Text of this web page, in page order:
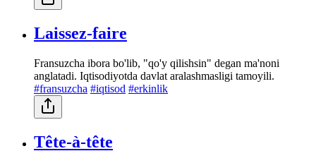
Laissez-faire
Fransuzcha ibora bo'lib, "qo'y qilishsin" degan ma'noni
anglatadi. Iqtisodiyotda davlat aralashmasligi tamoyili.
#fransuzcha #iqtisod #erkinlik
Tête-à-tête